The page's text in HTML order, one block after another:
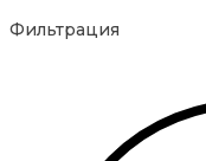
Фильтрация